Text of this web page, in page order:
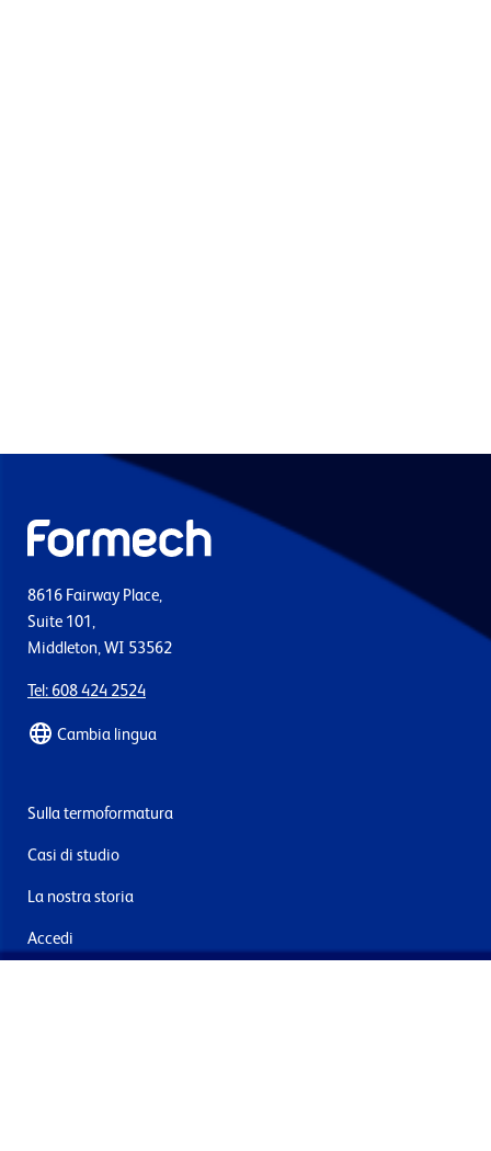
8616 Fairway Place,
Suite 101,
Middleton, WI 53562
Tel: 608 424 2524
Cambia lingua
Sulla termoformatura
Casi di studio
La nostra storia
Accedi